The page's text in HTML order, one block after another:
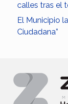
calles tras el
El Municipio
Ciudadana”